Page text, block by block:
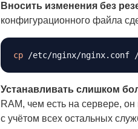
Вносить изменения без
конфигурационного файла
cp
Устанавливать слишком
RAM, чем есть на сервере,
с учётом всех остальных